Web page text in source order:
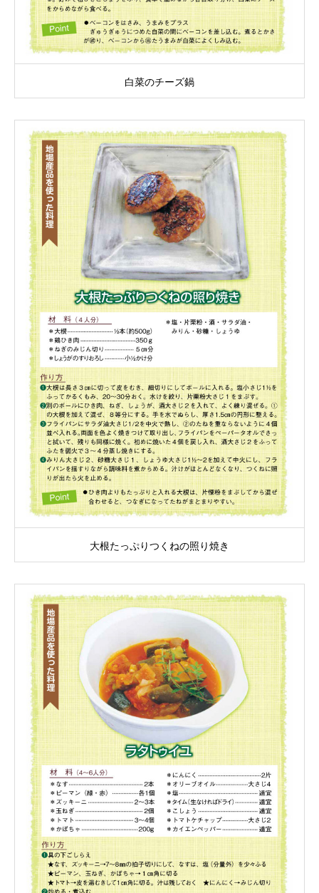
白菜のチーズ鍋
大根たっぷりつくねの照り焼き